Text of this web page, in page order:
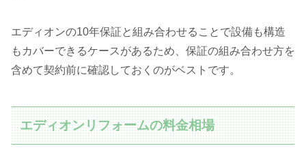
エディオンの10年保証と組み合わせることで設備も構造
もカバーできるケースがあるため、保証の組み合わせ方を
含めて契約前に確認しておくのがベストです。
エディオンリフォームの料金相場